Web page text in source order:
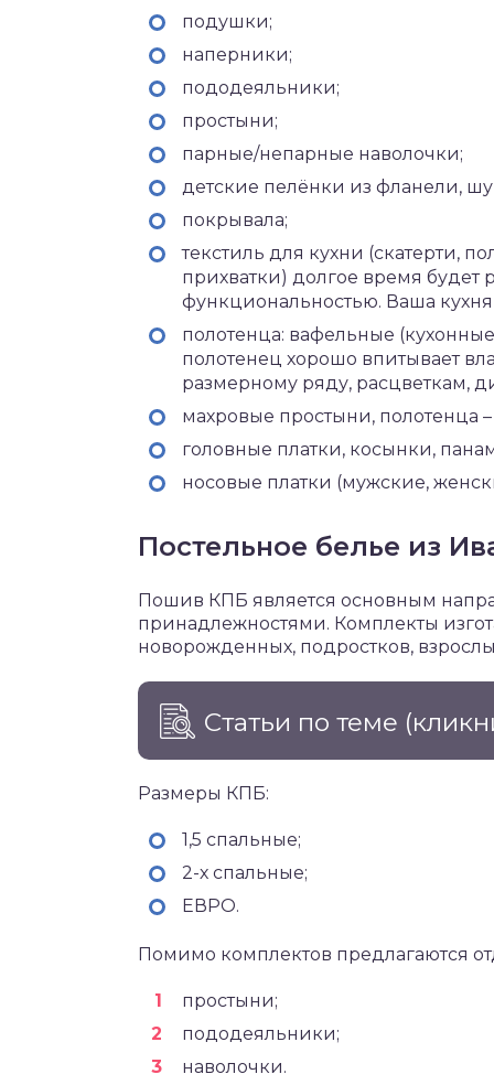
подушки;
наперники;
пододеяльники;
простыни;
парные/непарные наволочки;
детские пелёнки из фланели,
покрывала;
текстиль для кухни (скатерти,
прихватки) долгое время будет
функциональностью. Ваша
полотенца: вафельные
полотенец хорошо впитывает
размерному ряду, расцветкам,
махровые простыни, полотенца
головные платки, косынки,
носовые платки (мужские,
Постельное белье из
Пошив КПБ является основным
принадлежностями. Комплекты
новорожденных, подростков,
Статьи по теме
Размеры КПБ:
1,5 спальные;
2-х спальные;
ЕВРО.
Помимо комплектов предлагаются
простыни;
пододеяльники;
наволочки.